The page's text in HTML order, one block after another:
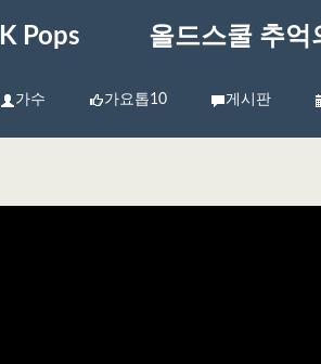
Pops 올드스쿨 추억
가수 가요톱10 게시판